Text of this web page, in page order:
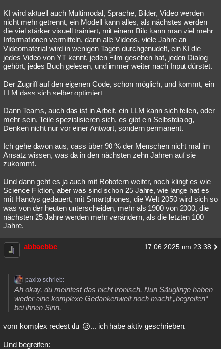
KI wird aktuell auch Multimodal, Sprache, Bilder, Video werden
nicht mehr getrennt, ein Modell kann alles, als nächstes werden
die viel stärker visuell trainiert, mit einem Bild kann man viel mehr
Informationen vermitteln, dann alle Videos, viele Jahre an
Videomaterial wird in wenigen Tagen durchgenudelt, ein KI die
jedes Video von YT kennt, jeden Film gesehen hat, jeden Dialog
gehört, jedes Buch gelesen, und immer weiter nach Input dürstet.
Der Zugriff auf den eigenen Code, schon möglich, und kommt, ein
LLM dass sich selber optimiert.
Dann Teams, auch das ist in Arbeit, ein LLM kann sich teilen, oder
mehr sein, Teile spezialisieren sich, es gibt ein Selbstdialog,
Denken nicht nur vor einer Antwort, sondern permanent.
Ich gehe davon aus, dass über 90 % der Menschen nicht mal im
Ansatz wissen, was da in den nächsten zehn Jahren auf sie
zukommt.
Und dann geht es ja auch mit Robotern weiter, noch klingt es wie
Science Fiktion, aber was sind schon 25 Jahre, wie lange hat es
mit Handys gedauert, mit Smartphones, die Welt 2050 wird sich so
was von der heuten unterscheiden, mehr als 1900 von 2000, die
nächsten 25 Jahre werden mehr verändern, als die letzten 100
Jahre.
abbacbbc 17.06.2025 um 23:38
paxito schrieb:
Ah okay, du meintest das nicht ironisch. Nun Säuglinge haben
weder eine komplexe Gedankenwelt noch macht „begreifen“
bei ihnen Sinn.
vom komplex redest du ... ich habe aktiv geschrieben.
Und begreifen: